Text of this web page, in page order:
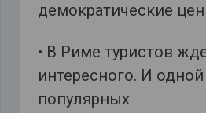
демократические
• В Риме туристов
интересного. И
популярных